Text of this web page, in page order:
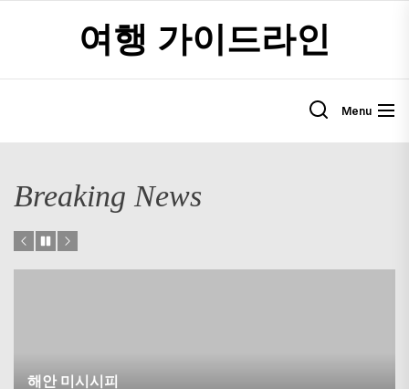
content
여행 가이드라인
Menu
Breaking News
Skellig Michael : 아일랜드의 많은 인상적인 목적지